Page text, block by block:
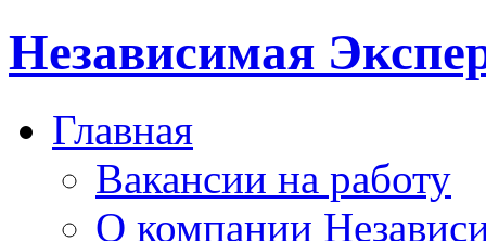
Независимая
Главная
Вакансии на работу
О компании